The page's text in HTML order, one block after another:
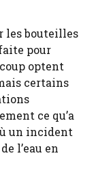
les bouteilles
pour
optent
certains
ce qu’a
un incident
l’eau en